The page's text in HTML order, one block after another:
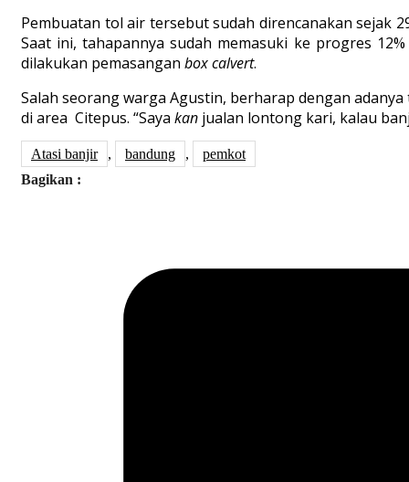
Pembuatan tol air tersebut sudah direncanakan sejak
Saat ini, tahapannya sudah memasuki ke progres
dilakukan pemasangan box calvert.
Salah seorang warga Agustin, berharap dengan
di area Citepus. “Saya kan jualan lontong kari, kalau
Atasi banjir , bandung ,
pemkot
Bagikan :